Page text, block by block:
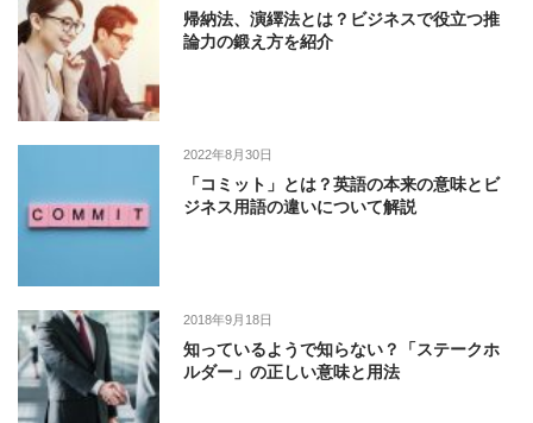
帰納法、演繹法とは？ビジネスで役立つ推
論力の鍛え方を紹介
2022年8月30日
「コミット」とは？英語の本来の意味とビ
ジネス用語の違いについて解説
2018年9月18日
知っているようで知らない？「ステークホ
ルダー」の正しい意味と用法